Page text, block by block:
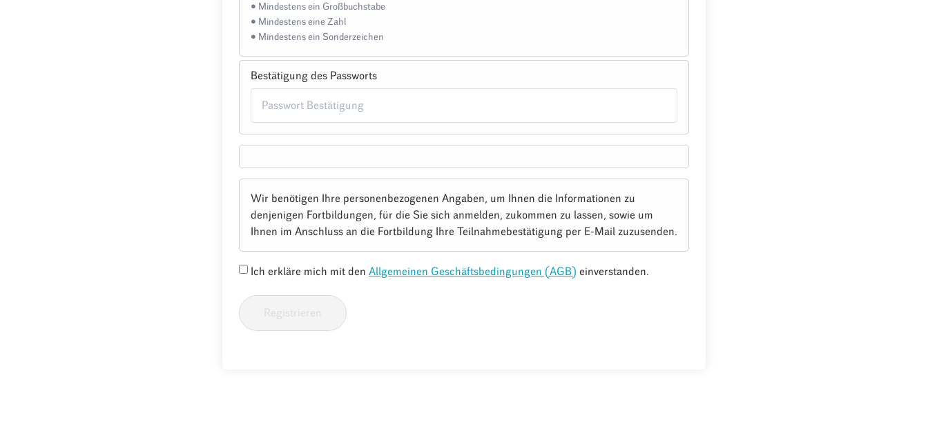
• Mindestens ein Großbuchstabe
• Mindestens eine Zahl
• Mindestens ein Sonderzeichen
Bestätigung des Passworts
Wir benötigen Ihre personenbezogenen Angaben, um Ihnen die Informationen zu
denjenigen Fortbildungen, für die Sie sich anmelden, zukommen zu lassen, sowie um
Ihnen im Anschluss an die Fortbildung Ihre Teilnahmebestätigung per E-Mail zuzusenden.
Ich erkläre mich mit den Allgemeinen Geschäftsbedingungen (AGB) einverstanden.
Registrieren